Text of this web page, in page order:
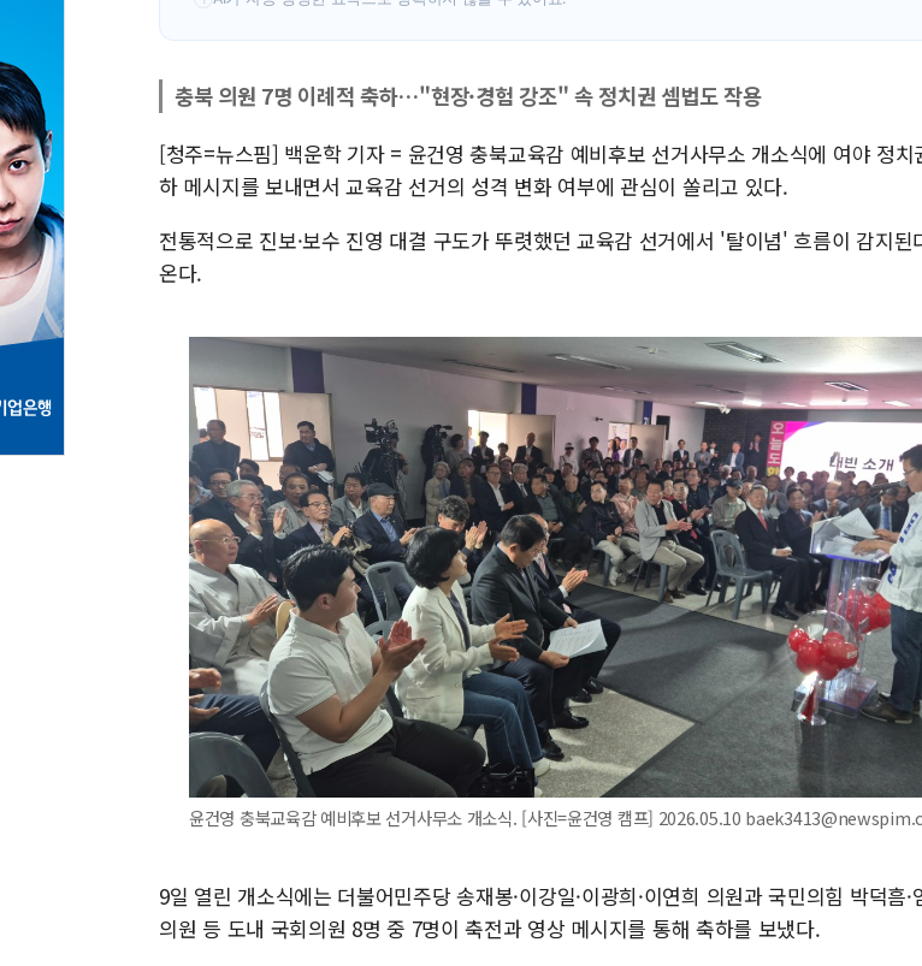
충북 의원 7명 이례적 축하…"현장·경험 강조" 속 정치권 셈법도 작용
[청주=뉴스핌] 백운학 기자 = 윤건영 충북교육감 예비후보 선거사무소 개소식에 여야 정치
하 메시지를 보내면서 교육감 선거의 성격 변화 여부에 관심이 쏠리고 있다.
전통적으로 진보·보수 진영 대결 구도가 뚜렷했던 교육감 선거에서 '탈이념' 흐름이 감지된
온다.
윤건영 충북교육감 예비후보 선거사무소 개소식. [사진=윤건영 캠프] 2026.05.10
9일 열린 개소식에는 더불어민주당 송재봉·이강일·이광희·이연희 의원과 국민의힘 박덕흠·
의원 등 도내 국회의원 8명 중 7명이 축전과 영상 메시지를 통해 축하를 보냈다.